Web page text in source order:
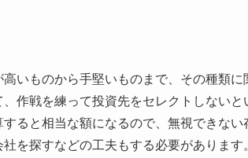
いものから手堅いものまで、その種類
作戦を練って投資先をセレクトしないと
ると相当な額になるので、無視できな
を探すなどの工夫もする必要があります